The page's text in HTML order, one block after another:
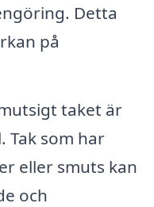
Detta
på
taket är
Tak som har
eller smuts kan
och